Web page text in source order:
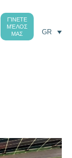
ΓΊΝΕΤΕ
ΜΈΛΟΣ
ΜΑΣ
GR